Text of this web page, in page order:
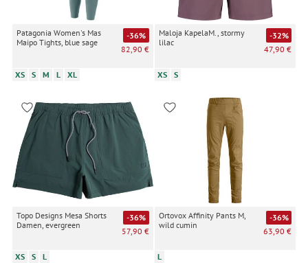
Patagonia Women's Mas
Maipo Tights, blue sage
-36%
82,90 €
XS S M L XL
Maloja KapelaM., stormy
lilac
-32%
47,90 €
XS S
Topo Designs Mesa Shorts
Damen, evergreen
-36%
57,90 €
XS S L
Ortovox Affinity Pants M,
wild cumin
-36%
63,90 €
L